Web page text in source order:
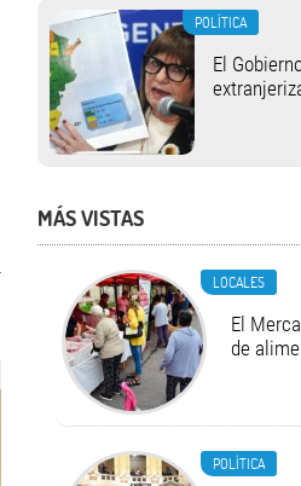
POLÍTICA
El
MÁS VISTAS
LOCALES
El
de
POLÍTICA